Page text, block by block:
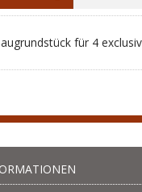
für 4